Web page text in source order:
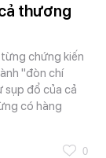
thương
chứng kiến
"đòn chí
sụp đổ của cả
có hàng
0